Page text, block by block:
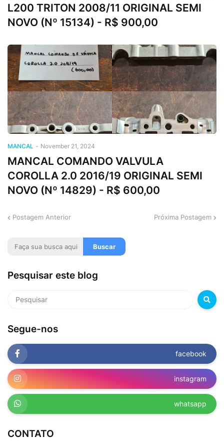
L200 TRITON 2008/11 ORIGINAL SEMI
NOVO (Nº 15134) - R$ 900,00
MANCAL - November 21, 2024
MANCAL COMANDO VALVULA
COROLLA 2.0 2016/19 ORIGINAL SEMI
NOVO (Nº 14829) - R$ 600,00
Postagem Anterior Próxima Postagem
Pesquisar este blog
Segue-nos
facebook
instagram
whatsapp
CONTATO